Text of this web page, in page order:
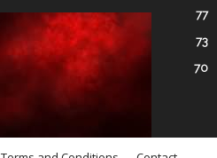
77
73
70